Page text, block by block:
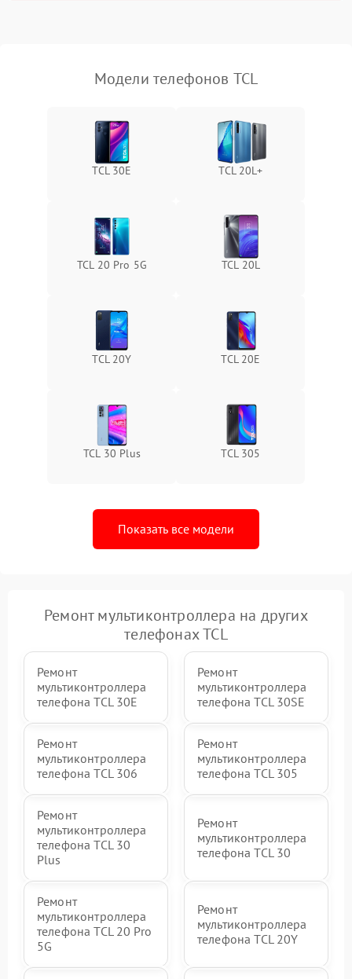
Модели телефонов TCL
TCL 30Е TCL 20L+
TCL 20 Pro 5G TCL 20L
TCL 20Y TCL 20E
TCL 30 Plus TCL 305
Показать все модели
Ремонт мультиконтроллера на других
телефонах TCL
Ремонт
мультиконтроллера
телефона TCL 30Е
Ремонт
мультиконтроллера
телефона TCL 30SE
Ремонт
мультиконтроллера
телефона TCL 306
Ремонт
мультиконтроллера
телефона TCL 305
Ремонт
мультиконтроллера
телефона TCL 30
Plus
Ремонт
мультиконтроллера
телефона TCL 30
Ремонт
мультиконтроллера
телефона TCL 20 Pro
5G
Ремонт
мультиконтроллера
телефона TCL 20Y